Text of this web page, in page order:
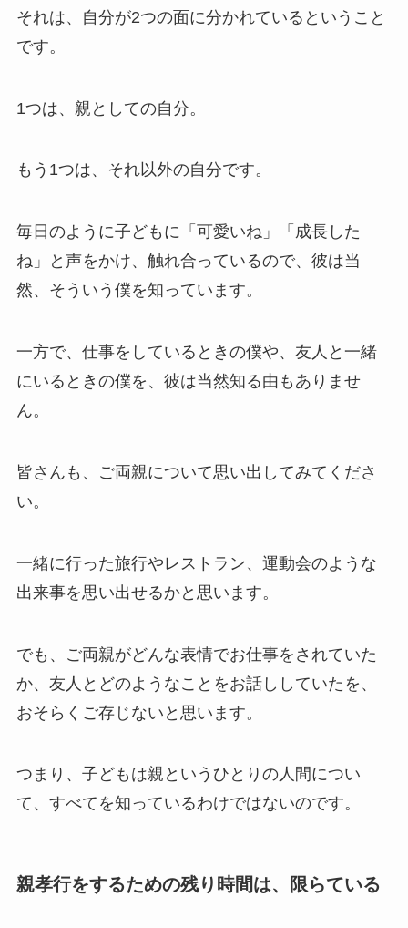
それは、自分が2つの面に分かれているということ
です。
1つは、親としての自分。
もう1つは、それ以外の自分です。
毎日のように子どもに「可愛いね」「成長した
ね」と声をかけ、触れ合っているので、彼は当
然、そういう僕を知っています。
一方で、仕事をしているときの僕や、友人と一緒
にいるときの僕を、彼は当然知る由もありませ
ん。
皆さんも、ご両親について思い出してみてくださ
い。
一緒に行った旅行やレストラン、運動会のような
出来事を思い出せるかと思います。
でも、ご両親がどんな表情でお仕事をされていた
か、友人とどのようなことをお話ししていたを、
おそらくご存じないと思います。
つまり、子どもは親というひとりの人間につい
て、すべてを知っているわけではないのです。
親孝行をするための残り時間は、限らている